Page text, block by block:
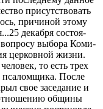
при­сут­ство­вать
при­чи­ной это­му
де­каб­ря со­сто­я­
во­про­су вы­бо­ра Ко­ми­
цер­ков­ной жиз­ни.
то есть трех
пса­лом­щи­ка. По­сле
свое за­се­да­ние и
об­щи­ны